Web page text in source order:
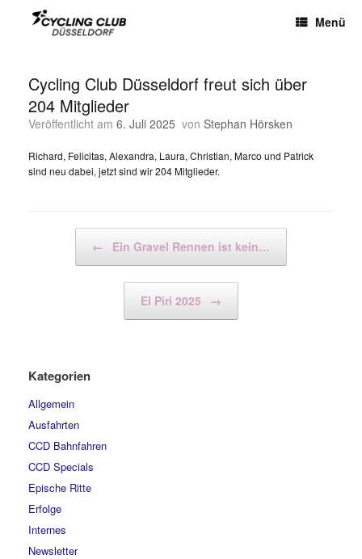
Menü
Cycling Club Düsseldorf freut sich über
204 Mitglieder
Veröffentlicht am 6. Juli 2025 von Stephan Hörsken
Richard, Felicitas, Alexandra, Laura, Christian, Marco und Patrick
sind neu dabei, jetzt sind wir 204 Mitglieder.
← Ein Gravel Rennen ist kein…
El Piri 2025 →
Kategorien
Allgemein
Ausfahrten
CCD Bahnfahren
CCD Specials
Epische Ritte
Erfolge
Internes
Newsletter